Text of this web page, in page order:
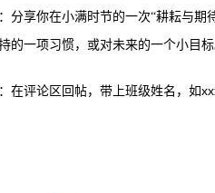
分享你在小满时节的一次“耕耘与期
的一项习惯，或对未来的一个小目标
在评论区回帖，带上班级姓名，如